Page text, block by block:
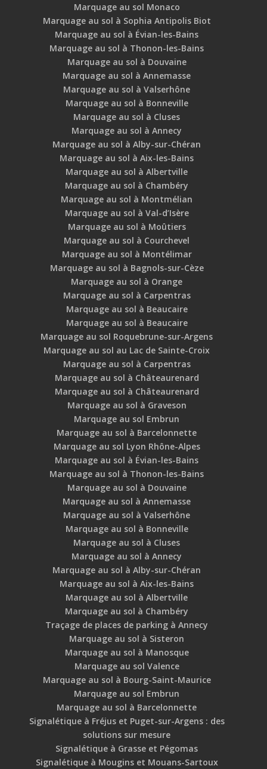
Marquage au sol Monaco
Marquage au sol à Sophia Antipolis Biot
Marquage au sol à Évian-les-Bains
Marquage au sol à Thonon-les-Bains
Marquage au sol à Douvaine
Marquage au sol à Annemasse
Marquage au sol à Valserhône
Marquage au sol à Bonneville
Marquage au sol à Cluses
Marquage au sol à Annecy
Marquage au sol à Alby-sur-Chéran
Marquage au sol à Aix-les-Bains
Marquage au sol à Albertville
Marquage au sol à Chambéry
Marquage au sol à Montmélian
Marquage au sol à Val-d’Isère
Marquage au sol à Moûtiers
Marquage au sol à Courchevel
Marquage au sol à Montélimar
Marquage au sol à Bagnols-sur-Cèze
Marquage au sol à Orange
Marquage au sol à Carpentras
Marquage au sol à Beaucaire
Marquage au sol à Beaucaire
Marquage au sol Roquebrune-sur-Argens
Marquage au sol au Lac de Sainte-Croix
Marquage au sol à Carpentras
Marquage au sol à Châteaurenard
Marquage au sol à Châteaurenard
Marquage au sol à Graveson
Marquage au sol Embrun
Marquage au sol à Barcelonnette
Marquage au sol Lyon Rhône-Alpes
Marquage au sol à Évian-les-Bains
Marquage au sol à Thonon-les-Bains
Marquage au sol à Douvaine
Marquage au sol à Annemasse
Marquage au sol à Valserhône
Marquage au sol à Bonneville
Marquage au sol à Cluses
Marquage au sol à Annecy
Marquage au sol à Alby-sur-Chéran
Marquage au sol à Aix-les-Bains
Marquage au sol à Albertville
Marquage au sol à Chambéry
Traçage de places de parking à Annecy
Marquage au sol à Sisteron
Marquage au sol à Manosque
Marquage au sol Valence
Marquage au sol à Bourg-Saint-Maurice
Marquage au sol Embrun
Marquage au sol à Barcelonnette
Signalétique à Fréjus et Puget-sur-Argens : des
solutions sur mesure
Signalétique à Grasse et Pégomas
Signalétique à Mougins et Mouans-Sartoux